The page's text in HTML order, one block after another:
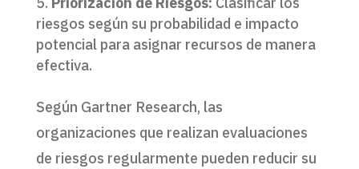
riesgos según su probabilidad e impacto
potencial para asignar recursos de manera
efectiva.
Según Gartner Research, las
organizaciones que realizan evaluaciones
de riesgos regularmente pueden reducir su